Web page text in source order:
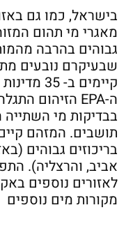
בישראל, כמו גם
מאגרי מי תהום
גבוהים בהרבה
שבעיקרם נובעים
קיימים
תושבים. המזהם
בריכוזים גבוהים
אביב, והרצליה).
לאזורים נוספים
מקורות מים